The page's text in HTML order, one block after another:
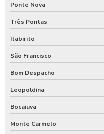
Máquina de lavar ônibus preço
Maquinas para higienização
Maquinas para higienização
Melhores produtos para
Moedeiro tarifador para
Ponte Nova
Três Pontas
Itabirito
São Francisco
Bom Despacho
Leopoldina
Bocaiuva
Monte Carmelo